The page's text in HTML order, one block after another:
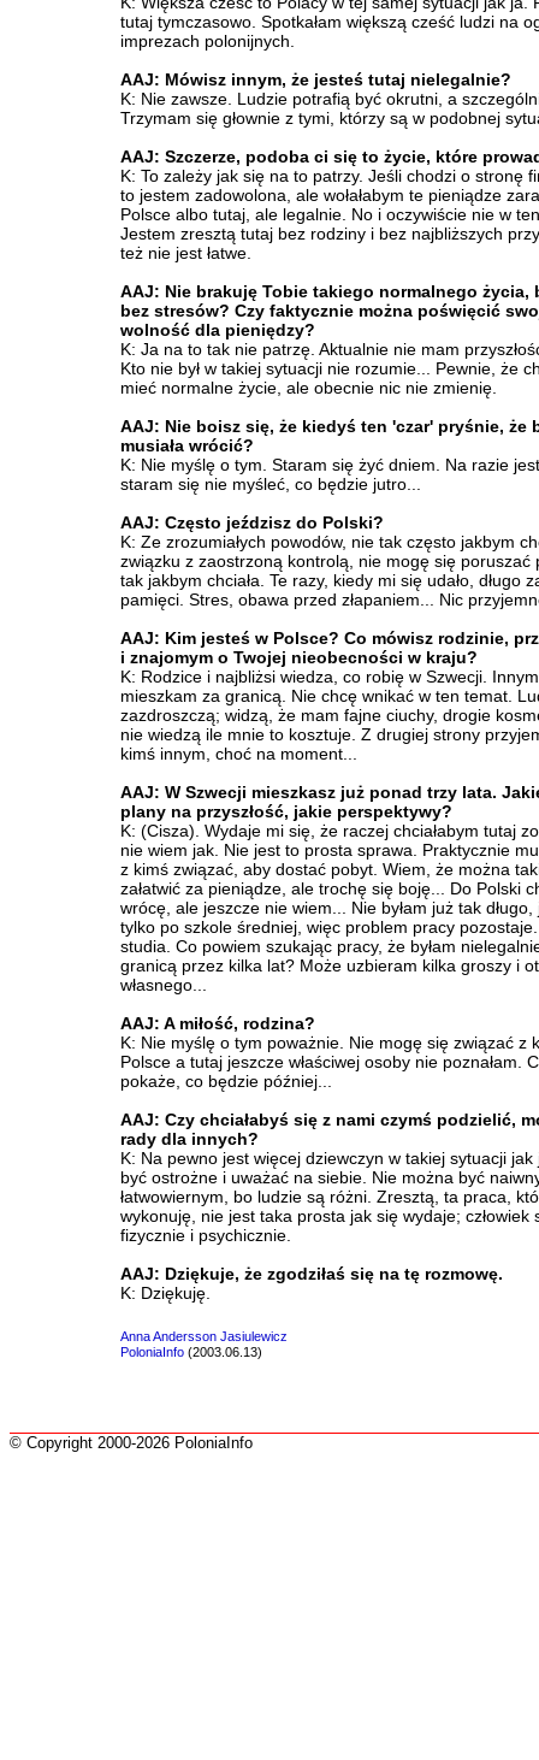
tutaj tymczasowo. Spotkałam większą cześć ludzi na
imprezach polonijnych.
AAJ: Mówisz innym, że jesteś tutaj nielegalnie?
K: Nie zawsze. Ludzie potrafią być okrutni, a
Trzymam się głownie z tymi, którzy są w podobnej
AAJ: Szczerze, podoba ci się to życie, które
K: To zależy jak się na to patrzy. Jeśli chodzi o stronę
to jestem zadowolona, ale wołałabym te pieniądze
Polsce albo tutaj, ale legalnie. No i oczywiście nie w
Jestem zresztą tutaj bez rodziny i bez najbliższych
też nie jest łatwe.
AAJ: Nie brakuję Tobie takiego normalnego życia,
bez stresów? Czy faktycznie można poświęcić
wolność dla pieniędzy?
K: Ja na to tak nie patrzę. Aktualnie nie mam
Kto nie był w takiej sytuacji nie rozumie... Pewnie, że
mieć normalne życie, ale obecnie nic nie zmienię.
AAJ: Nie boisz się, że kiedyś ten 'czar' pryśnie, że
musiała wrócić?
K: Nie myślę o tym. Staram się żyć dniem. Na razie
staram się nie myśleć, co będzie jutro...
AAJ: Często jeździsz do Polski?
K: Ze zrozumiałych powodów, nie tak często jakbym
związku z zaostrzoną kontrolą, nie mogę się poruszać
tak jakbym chciała. Te razy, kiedy mi się udało, długo
pamięci. Stres, obawa przed złapaniem... Nic
AAJ: Kim jesteś w Polsce? Co mówisz rodzinie,
i znajomym o Twojej nieobecności w kraju?
K: Rodzice i najbliżsi wiedza, co robię w Szwecji.
mieszkam za granicą. Nie chcę wnikać w ten temat.
zazdroszczą; widzą, że mam fajne ciuchy, drogie
nie wiedzą ile mnie to kosztuje. Z drugiej strony
kimś innym, choć na moment...
AAJ: W Szwecji mieszkasz już ponad trzy lata.
plany na przyszłość, jakie perspektywy?
K: (Cisza). Wydaje mi się, że raczej chciałabym tutaj
nie wiem jak. Nie jest to prosta sprawa. Praktycznie
z kimś związać, aby dostać pobyt. Wiem, że można
załatwić za pieniądze, ale trochę się boję... Do Polski
wrócę, ale jeszcze nie wiem... Nie byłam już tak długo,
tylko po szkole średniej, więc problem pracy
studia. Co powiem szukając pracy, że byłam
granicą przez kilka lat? Może uzbieram kilka groszy i
własnego...
AAJ: A miłość, rodzina?
K: Nie myślę o tym poważnie. Nie mogę się związać z
Polsce a tutaj jeszcze właściwej osoby nie poznałam.
pokaże, co będzie później...
AAJ: Czy chciałabyś się z nami czymś podzielić,
rady dla innych?
K: Na pewno jest więcej dziewczyn w takiej sytuacji jak
być ostrożne i uważać na siebie. Nie można być
łatwowiernym, bo ludzie są różni. Zresztą, ta praca,
wykonuję, nie jest taka prosta jak się wydaje; człowiek
fizycznie i psychicznie.
AAJ: Dziękuje, że zgodziłaś się na tę rozmowę.
K: Dziękuję.
Anna Andersson Jasiulewicz
PoloniaInfo (2003.06.13)
© Copyright 2000-2026 PoloniaInfo